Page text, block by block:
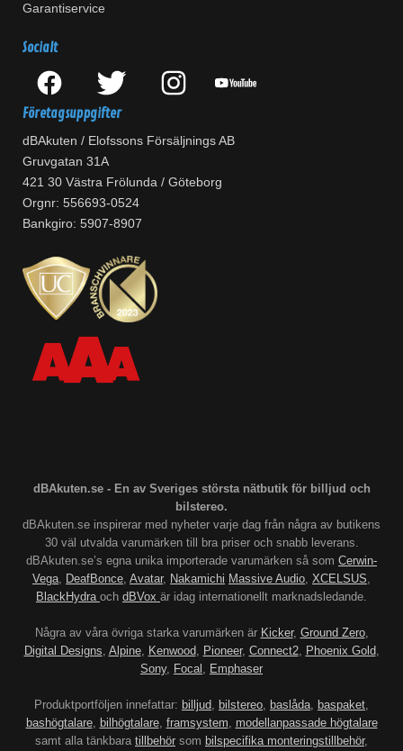
Garantiservice
Socialt
Företagsuppgifter
dBAkuten / Elofssons Försäljnings AB
Gruvgatan 31A
421 30 Västra Frölunda / Göteborg
Orgnr: 556693-0524
Bankgiro: 5907-8907
dBAkuten.se - En av Sveriges största nätbutik för billjud och
bilstereo.
dBAkuten.se inspirerar med nyheter varje dag från några av butikens
30 väl utvalda varumärken till bra priser och snabb leverans.
dBAkuten.se’s egna unika importerade varumärken så som Cerwin-
Vega, DeafBonce, Avatar, Nakamichi Massive Audio, XCELSUS,
BlackHydra och dBVox är idag internationellt marknadsledande.
Några av våra övriga starka varumärken är Kicker, Ground Zero,
Digital Designs, Alpine, Kenwood, Pioneer, Connect2, Phoenix Gold,
Sony, Focal , Emphaser
Produktportföljen innefattar: billjud, bilstereo, baslåda, baspaket,
bashögtalare, bilhögtalare, framsystem, modellanpassade högtalare
samt alla tänkbara tillbehör som bilspecifika monteringstillbehör,